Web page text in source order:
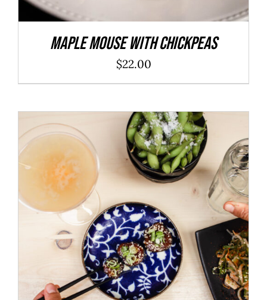
Maple Mouse With Chickpeas
$22.00
ADD TO CART / DÉTAILS